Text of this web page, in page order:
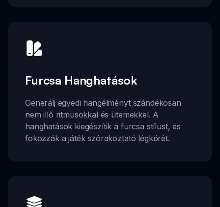
Furcsa Hanghatások
Generálj egyedi hangélményt szándékosan
nem illő ritmusokkal és ütemekkel. A
hanghatások kiegészítik a furcsa stílust, és
fokozzák a játék szórakoztató légkörét.